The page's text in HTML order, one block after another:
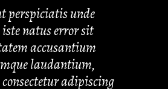
perspiciatis unde
natus error sit
accusantium
laudantium,
adipiscing